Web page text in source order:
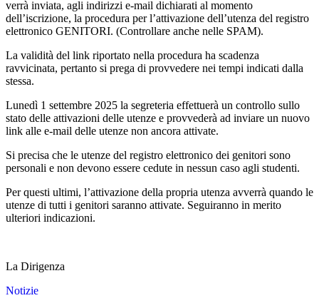
verrà inviata, agli indirizzi e-mail dichiarati al momento
dell’iscrizione, la procedura per l’attivazione dell’utenza del registro
elettronico GENITORI. (Controllare anche nelle SPAM).
La validità del link riportato nella procedura ha scadenza
ravvicinata, pertanto si prega di provvedere nei tempi indicati dalla
stessa.
Lunedì 1 settembre 2025 la segreteria effettuerà un controllo sullo
stato delle attivazioni delle utenze e provvederà ad inviare un nuovo
link alle e-mail delle utenze non ancora attivate.
Si precisa che le utenze del registro elettronico dei genitori sono
personali e non devono essere cedute in nessun caso agli studenti.
Per questi ultimi, l’attivazione della propria utenza avverrà quando le
utenze di tutti i genitori saranno attivate. Seguiranno in merito
ulteriori indicazioni.
La Dirigenza
Notizie